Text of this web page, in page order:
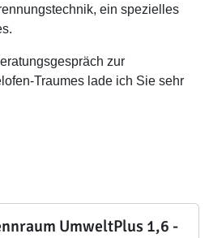
ein spezielles
zur
Traumes lade ich Sie sehr
UmweltPlus 1,6 -